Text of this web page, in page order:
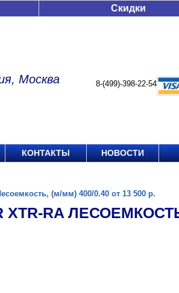
Скидки
Москва 8-(499)-398-22-54
КОНТАКТЫ НОВОСТИ
(м/мм) 400/0.40 от 13 500 р.
XTR-RA